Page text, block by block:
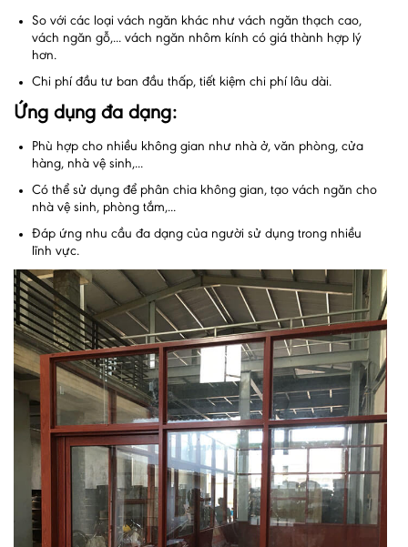
So với các loại vách ngăn khác như vách ngăn thạch cao,
vách ngăn gỗ,... vách ngăn nhôm kính có giá thành hợp lý
hơn.
Chi phí đầu tư ban đầu thấp, tiết kiệm chi phí lâu dài.
Ứng dụng đa dạng:
Phù hợp cho nhiều không gian như nhà ở, văn phòng, cửa
hàng, nhà vệ sinh,...
Có thể sử dụng để phân chia không gian, tạo vách ngăn cho
nhà vệ sinh, phòng tắm,...
Đáp ứng nhu cầu đa dạng của người sử dụng trong nhiều
lĩnh vực.